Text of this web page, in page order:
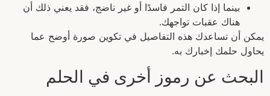
بينما إذا كان التمر فاسدًا أو غير ناضج، فقد يعني ذلك أن
هناك عقبات تواجهك.
يمكن أن تساعدك هذه التفاصيل في تكوين صورة أوضح عما
يحاول حلمك إخبارك به.
البحث عن رموز أخرى في الحلم